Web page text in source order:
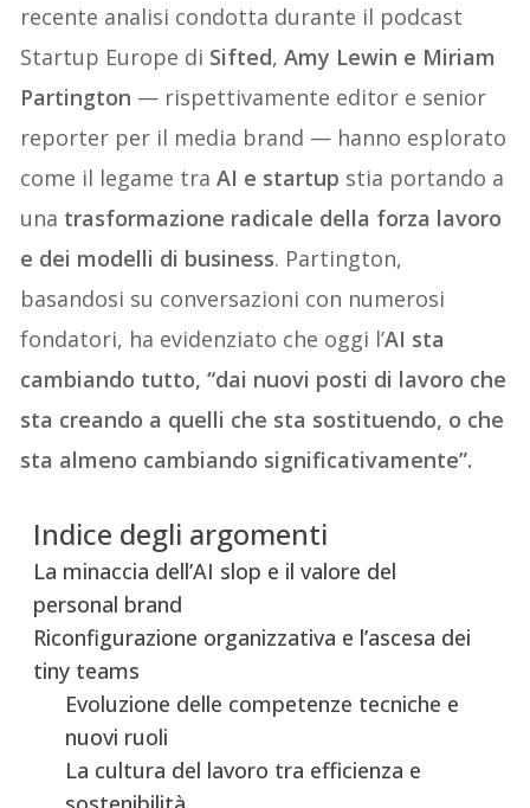
recente analisi condotta durante il podcast
Startup Europe di Sifted,Amy Lewin e Miriam
Partington — rispettivamente editor e senior
reporter per il media brand — hanno esplorato
come il legame traAI e startup stia portando a
una trasformazione radicale della forza lavoro
e dei modelli di business. Partington,
basandosi su conversazioni con numerosi
fondatori, ha evidenziato che oggi l’AI sta
cambiando tutto, “dai nuovi posti di lavoro che
sta creando a quelli che sta sostituendo, o che
sta almeno cambiando significativamente”.
Indice degli argomenti
La minaccia dell’AI slop e il valore del
personal brand
Riconfigurazione organizzativa e l’ascesa dei
tiny teams
Evoluzione delle competenze tecniche e
nuovi ruoli
La cultura del lavoro tra efficienza e